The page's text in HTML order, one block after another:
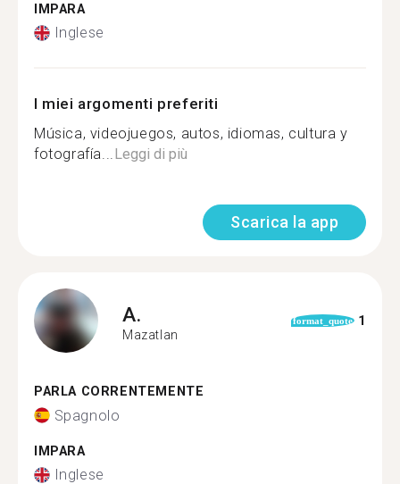
IMPARA
Inglese
I miei argomenti preferiti
Música, videojuegos, autos, idiomas, cultura y
fotografía...Leggi di più
Scarica la app
A.
Mazatlan
format_quote 1
PARLA CORRENTEMENTE
Spagnolo
IMPARA
Inglese